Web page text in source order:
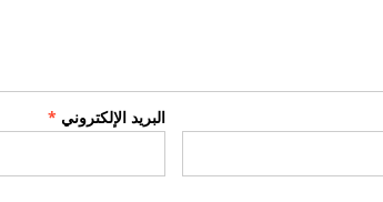
البريد الإلكتروني *